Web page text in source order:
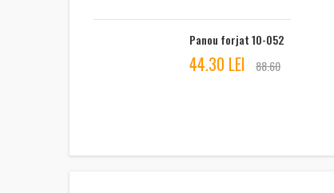
Panou forjat 10-052
44.30 LEI 88.60